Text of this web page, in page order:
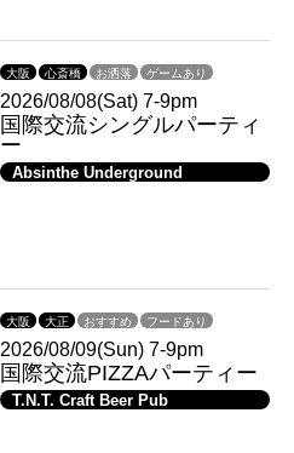
大阪 心斎橋 お洒落 ゲームあり
2026/08/08(Sat) 7-9pm
国際交流シングルパーティ
ー
Absinthe Underground
大阪 大正 おすすめ フードあり
2026/08/09(Sun) 7-9pm
国際交流PIZZAパーティー
T.N.T. Craft Beer Pub